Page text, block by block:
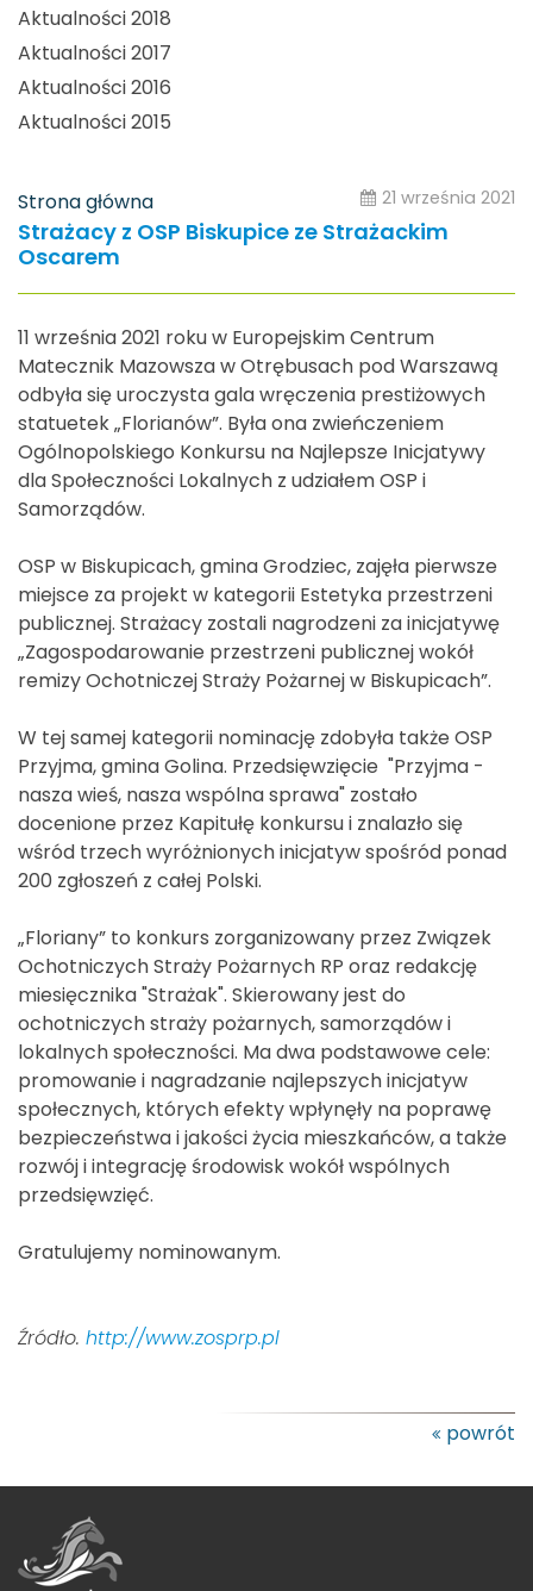
Aktualności 2018
Aktualności 2017
Aktualności 2016
Aktualności 2015
Strona główna 21 września 2021
Strażacy z OSP Biskupice ze Strażackim
Oscarem
11 września 2021 roku w Europejskim Centrum
Matecznik Mazowsza w Otrębusach pod Warszawą
odbyła się uroczysta gala wręczenia prestiżowych
statuetek „Florianów”. Była ona zwieńczeniem
Ogólnopolskiego Konkursu na Najlepsze Inicjatywy
dla Społeczności Lokalnych z udziałem OSP i
Samorządów.
OSP w Biskupicach, gmina Grodziec, zajęła pierwsze
miejsce za projekt w kategorii Estetyka przestrzeni
publicznej. Strażacy zostali nagrodzeni za inicjatywę
„Zagospodarowanie przestrzeni publicznej wokół
remizy Ochotniczej Straży Pożarnej w Biskupicach”.
W tej samej kategorii nominację zdobyła także OSP
Przyjma, gmina Golina. Przedsięwzięcie "Przyjma -
nasza wieś, nasza wspólna sprawa" zostało
docenione przez Kapitułę konkursu i znalazło się
wśród trzech wyróżnionych inicjatyw spośród ponad
200 zgłoszeń z całej Polski.
„Floriany” to konkurs zorganizowany przez Związek
Ochotniczych Straży Pożarnych RP oraz redakcję
miesięcznika "Strażak". Skierowany jest do
ochotniczych straży pożarnych, samorządów i
lokalnych społeczności. Ma dwa podstawowe cele:
promowanie i nagradzanie najlepszych inicjatyw
społecznych, których efekty wpłynęły na poprawę
bezpieczeństwa i jakości życia mieszkańców, a także
rozwój i integrację środowisk wokół wspólnych
przedsięwzięć.
Gratulujemy nominowanym.
Źródło. http://www.zosprp.pl
powrót